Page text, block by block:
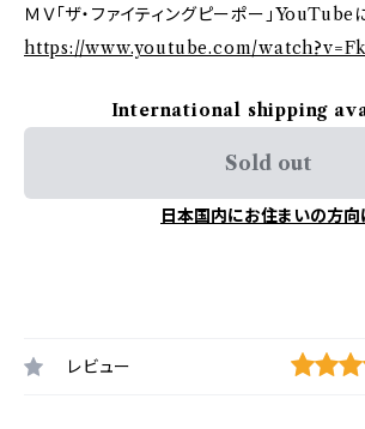
ＭＶ「ザ・ファイティングピーポー」YouTube
https://www.youtube.com/
International shipping
Sold out
日本国内にお住まいの方向
レビュー